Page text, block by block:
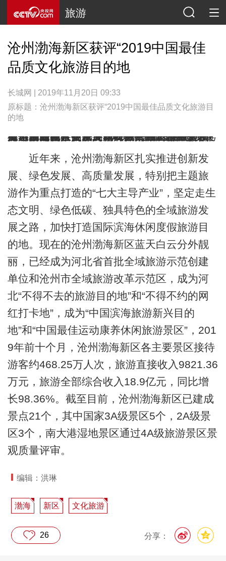
旅游
沧州渤海新区获评“2019中国最佳
品质文化旅游目的地
长城网 | 2019年11月20日 09:33
原标题：沧州渤海新区获评“2019中国最佳品质文化旅游目
的地
长城网沧州讯（记者段永亮 董传辉）日前，第二届社会发展高峰会·2019文旅产业资源链接会在京召开。200余名文旅领域专家学者、地方代表、企业代表等齐聚一堂，聚焦文旅话题，共同探讨新时代文旅产业融合发展创新路径，交流共享文旅产业发展经验和资源，为国家推动文旅产业高质量发展提供样本和借鉴。会议发布“2019品牌文旅榜”，沧州渤海新区被评为“2019中国最佳品质文化旅游目的地”。
近年来，沧州渤海新区扎实推进创新发
展、绿色发展、高质量发展，特别把主题旅
游作为重点打造的“七大主导产业”，坚定走生
态文明、绿色低碳、独具特色的全域旅游发
展之路，加快打造国际滨海休闲度假旅游目
的地。现在的沧州渤海新区蓝天白云分外靓
丽，已经成为河北省首批全域旅游示范创建
单位和沧州市全域旅游改革示范区，成为河
北“不得不去的旅游目的地”和“不得不约的网
红打卡地”，成为“中国滨海旅游新兴目的
地”和“中国最佳运动康养休闲旅游景区”，201
9年前十个月，沧州渤海新区各主要景区接待
游客约468.25万人次，旅游直接收入9821.36
万元，旅游全部综合收入18.9亿元，同比增
长98.36%。截至目前，沧州渤海新区已建成
景点21个，其中国家3A级景区5个，2A级景
区3个，南大港湿地景区通过4A级旅游景区景
观质量评审。
编辑：洪琳
渤海 新区 文化旅游
分享：
26